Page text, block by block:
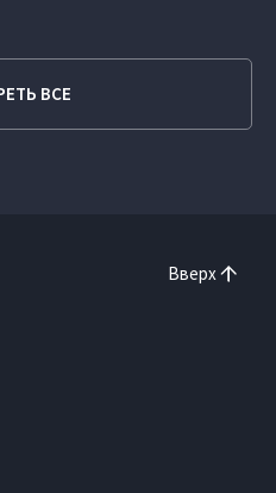
ВСЕ
Вверх